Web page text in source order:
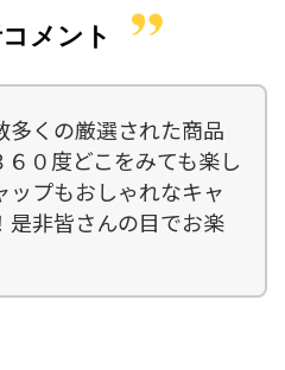
メント
多くの厳選された商品
０度どこをみても楽し
プもおしゃれなキャ
是非皆さんの目でお楽